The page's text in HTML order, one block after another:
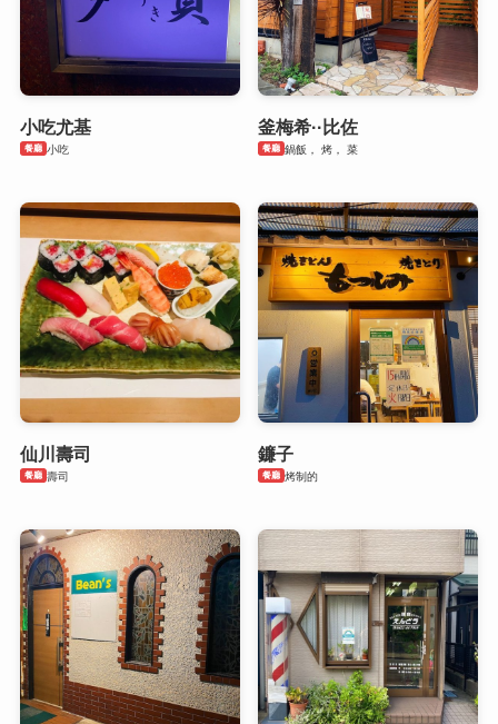
小吃尤基
餐廳 小吃
釜梅希··比佐
餐廳 鍋飯， 烤， 菜
仙川壽司
餐廳 壽司
鐮子
餐廳 烤制的